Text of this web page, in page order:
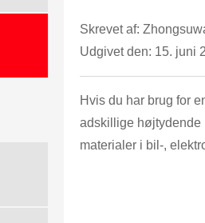
Skrevet af:
Udgivet den: 15. juni
Hvis du har brug for
adskillige højtydende
materialer i bil-,